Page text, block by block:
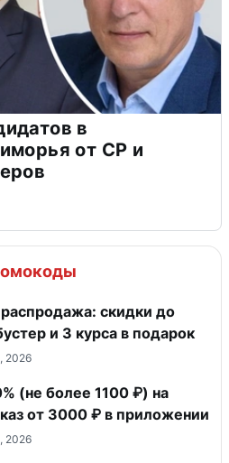
в
от СР и
скидки до
и 3 курса в подарок
2026
(не более 1100 ₽) на
от 3000 ₽ в приложении
2026